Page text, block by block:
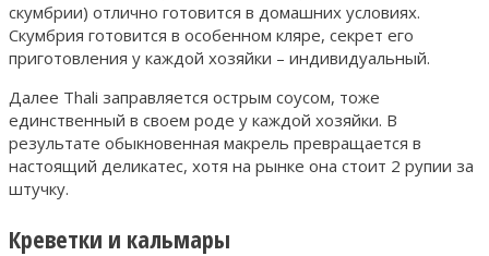
скумбрии) отлично готовится в домашних условиях.
Скумбрия готовится в особенном кляре, секрет его
приготовления у каждой хозяйки – индивидуальный.
Далее Thali заправляется острым соусом, тоже
единственный в своем роде у каждой хозяйки. В
результате обыкновенная макрель превращается в
настоящий деликатес, хотя на рынке она стоит 2 рупии за
штучку.
Креветки и кальмары